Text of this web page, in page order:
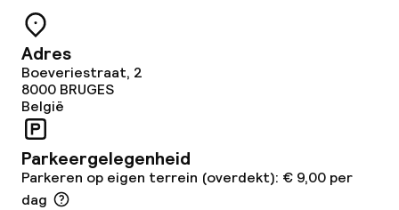
Zakelijke faciliteiten
Conferentieruimte
Beleid
Adres
Boeveriestraat, 2
8000 BRUGES
België
Parkeergelegenheid
Parkeren op eigen terrein (overdekt): € 9,00 per
dag